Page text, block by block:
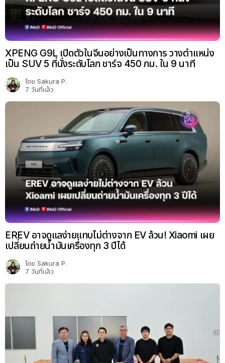
XPENG G9L เปิดตัวในจีนอย่างเป็นทางการ วางตำแหน่ง
เป็น SUV 5 ที่นั่งระดับโลก ชาร์จ 450 กม. ใน 9 นาที
โดย Sakura P.
7 วันที่แล้ว
EREV อาจดูแลง่ายแทบไม่ต่างจาก EV ล้วน! Xiaomi เผย
เปลี่ยนถ่ายน้ำมันเครื่องทุก 3 ปีได้
โดย Sakura P.
7 วันที่แล้ว